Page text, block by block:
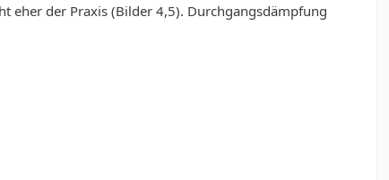
eher der Praxis (Bilder 4,5). Durchgangsdämpfung